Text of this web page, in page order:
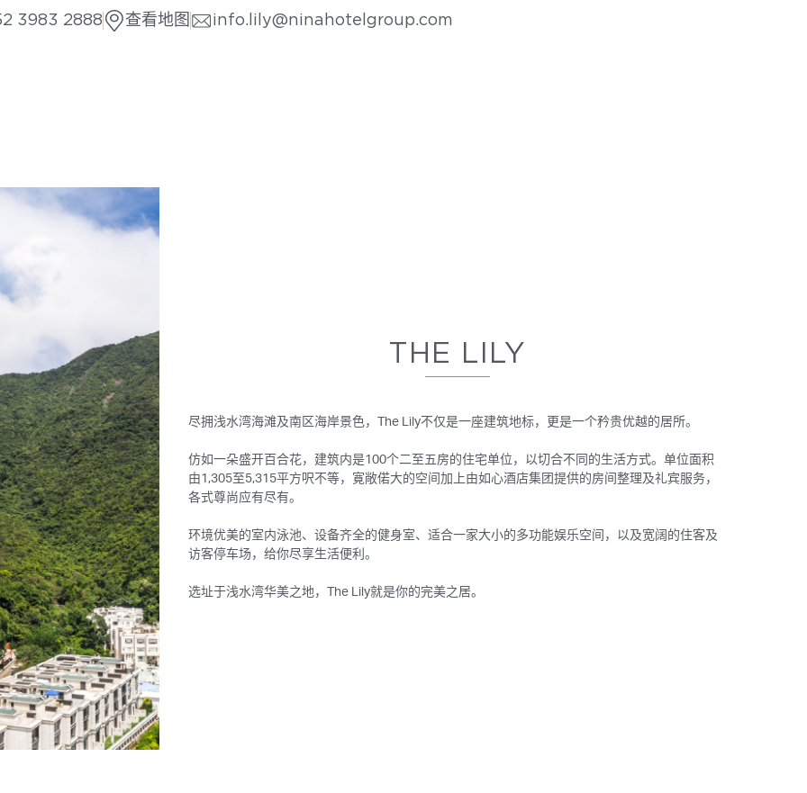
3983 2888 查看地图 info.lily@ninahotelgroup.com
THE LILY
尽拥浅水湾海滩及南区海岸景色，The Lily不仅是一座建筑地标，更是一个矜贵优越的居所。
仿如一朵盛开百合花，建筑内是100个二至五房的住宅单位，以切合不同的生活方式。单位面积
由1,305至5,315平方呎不等，寛敞偌大的空间加上由如心酒店集团提供的房间整理及礼宾服务，
各式尊尚应有尽有。
环境优美的室内泳池、设备齐全的健身室、适合一家大小的多功能娱乐空间，以及宽阔的住客及
访客停车场，给你尽享生活便利。
选址于浅水湾华美之地，The Lily就是你的完美之居。